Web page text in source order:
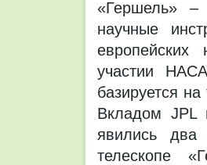
«Гершель» –
научные
европейских
участии
базируется
Вкладом JPL
явились два
телескопе